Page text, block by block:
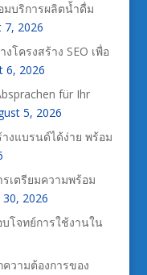
มบริการผลิตน้ำดื่ม
7, 2026
โครงสร้าง SEO เพื่อ
6, 2026
für Ihr
5, 2026
งแบรนด์ได้ง่าย พร้อม
เตรียมความพร้อม
30, 2026
โจทย์การใช้งานใน
วามต้องการของ